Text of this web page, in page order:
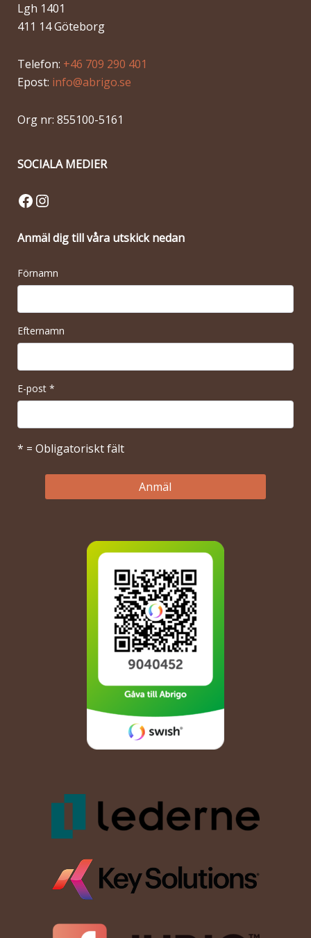
Lgh 1401
411 14 Göteborg
Telefon: +46 709 290 401
Epost: info@abrigo.se
Org nr: 855100-5161
SOCIALA MEDIER
Facebook
Instagram
Anmäl dig till våra utskick nedan
Förnamn
Efternamn
E-post *
* = Obligatoriskt fält